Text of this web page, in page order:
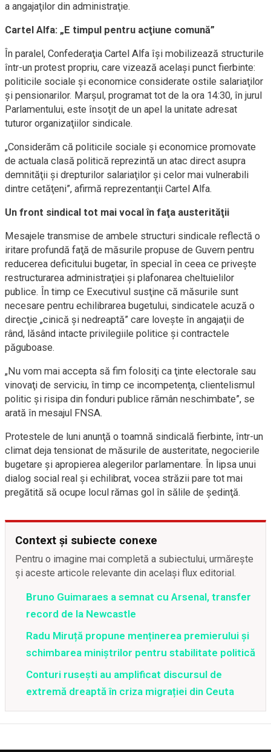
a angajaţilor din administraţie.
Cartel Alfa: „E timpul pentru acţiune comună”
În paralel, Confederaţia Cartel Alfa îşi mobilizează structurile
într-un protest propriu, care vizează acelaşi punct fierbinte:
politicile sociale şi economice considerate ostile salariaţilor
şi pensionarilor. Marşul, programat tot de la ora 14:30, în jurul
Parlamentului, este însoţit de un apel la unitate adresat
tuturor organizaţiilor sindicale.
„Considerăm că politicile sociale şi economice promovate
de actuala clasă politică reprezintă un atac direct asupra
demnităţii şi drepturilor salariaţilor şi celor mai vulnerabili
dintre cetăţeni”, afirmă reprezentanţii Cartel Alfa.
Un front sindical tot mai vocal în faţa austerităţii
Mesajele transmise de ambele structuri sindicale reflectă o
iritare profundă faţă de măsurile propuse de Guvern pentru
reducerea deficitului bugetar, în special în ceea ce priveşte
restructurarea administraţiei şi plafonarea cheltuielilor
publice. În timp ce Executivul susţine că măsurile sunt
necesare pentru echilibrarea bugetului, sindicatele acuză o
direcţie „cinică şi nedreaptă” care loveşte în angajaţii de
rând, lăsând intacte privilegiile politice şi contractele
păguboase.
„Nu vom mai accepta să fim folosiţi ca ţinte electorale sau
vinovaţi de serviciu, în timp ce incompetenţa, clientelismul
politic şi risipa din fonduri publice rămân neschimbate”, se
arată în mesajul FNSA.
Protestele de luni anunţă o toamnă sindicală fierbinte, într-un
climat deja tensionat de măsurile de austeritate, negocierile
bugetare şi apropierea alegerilor parlamentare. În lipsa unui
dialog social real şi echilibrat, vocea străzii pare tot mai
pregătită să ocupe locul rămas gol în sălile de şedinţă.
Context și subiecte conexe
Pentru o imagine mai completă a subiectului, urmărește
și aceste articole relevante din același flux editorial.
Bruno Guimaraes a semnat cu Arsenal, transfer
record de la Newcastle
Radu Miruță propune menținerea premierului și
schimbarea miniștrilor pentru stabilitate politică
Conturi rusești au amplificat discursul de
extremă dreaptă în criza migrației din Ceuta